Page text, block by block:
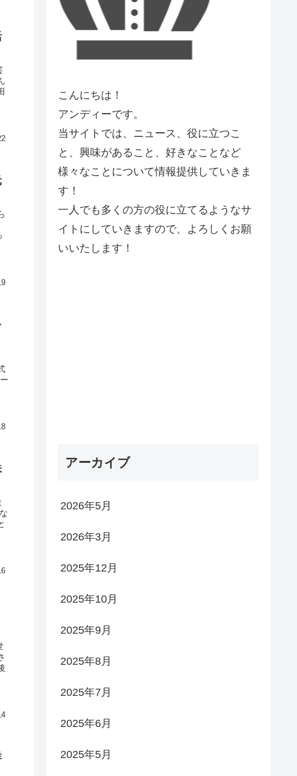
こんにちは！
アンディーです。
当サイトでは、ニュース、役に立つこ
と、興味があること、好きなことなど
様々なことについて情報提供していきま
す！
一人でも多くの方の役に立てるようなサ
イトにしていきますので、よろしくお願
いいたします！
アーカイブ
2026年5月
2026年3月
2025年12月
2025年10月
2025年9月
2025年8月
2025年7月
2025年6月
2025年5月